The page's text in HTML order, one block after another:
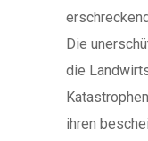
Die
die
ihren